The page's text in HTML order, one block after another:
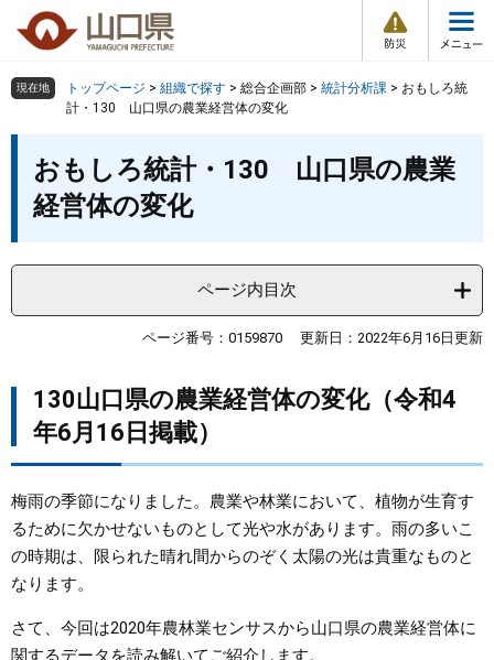
の
頭
ー
飛
情
報
メ
ュ
組織で探す
教育・文化・スポーツ
まちづくり
県政情報
検索の仕方 組織で探す サイトマップで探す
現在地 トップページ > 組織で探す > 総合企画部 > 統計分析課 > おもしろ統
計・130 山口県の農業経営体の変化
おもしろ統計・130 山口県の農業
経営体の変化
ページ内目次
ページ番号：0159870 更新日：2022年6月16日更新
130山口県の農業経営体の変化（令和4
年6月16日掲載）
梅雨の季節になりました。農業や林業において、植物が生育す
るために欠かせないものとして光や水があります。雨の多いこ
の時期は、限られた晴れ間からのぞく太陽の光は貴重なものと
なります。
さて、今回は2020年農林業センサスから山口県の農業経営体に
関するデータを読み解いてご紹介します。